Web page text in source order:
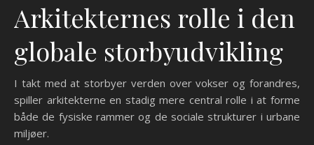
Arkitekternes rolle i den
globale storbyudvikling
I takt med at storbyer verden over vokser og forandres,
spiller arkitekterne en stadig mere central rolle i at forme
både de fysiske rammer og de sociale strukturer i urbane
miljøer.